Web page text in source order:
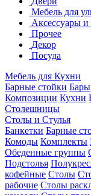
Мебель для
Аксессуары
Прочее
Декор
Посуда
Мебель для Кухни
Барные стойки Бары
Композиции Кухни
Столешницы
Столы и Стулья
Банкетки Барные
Комоды Комплекты
Обеденные группы
Подстолья
кофейные Столы
рабочие Столы